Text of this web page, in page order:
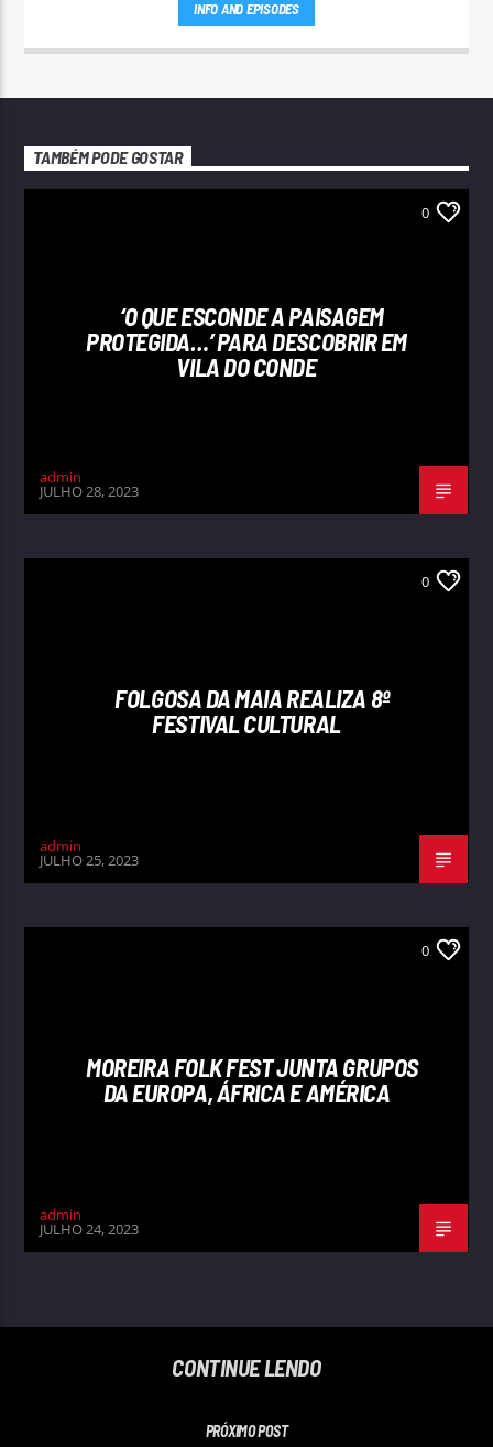
INFO AND EPISODES
TAMBÉM PODE GOSTAR
0
‘O QUE ESCONDE A PAISAGEM
PROTEGIDA…’ PARA DESCOBRIR EM
VILA DO CONDE
admin
JULHO 28, 2023
0
FOLGOSA DA MAIA REALIZA 8º
FESTIVAL CULTURAL
admin
JULHO 25, 2023
0
MOREIRA FOLK FEST JUNTA GRUPOS
DA EUROPA, ÁFRICA E AMÉRICA
admin
JULHO 24, 2023
CONTINUE LENDO
PRÓXIMO POST